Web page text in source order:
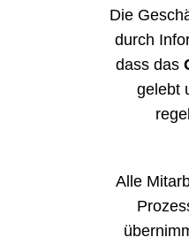
Die
durch
dass das
gelebt
Alle